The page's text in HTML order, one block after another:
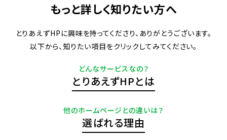
もっと詳しく知りたい方へ
とりあえずHPに興味を持ってくださり、ありがとうございます。
以下から、知りたい項目をクリックしてみてください。
どんなサービスなの？
とりあえずHPとは
他のホームページとの違いは？
選ばれる理由